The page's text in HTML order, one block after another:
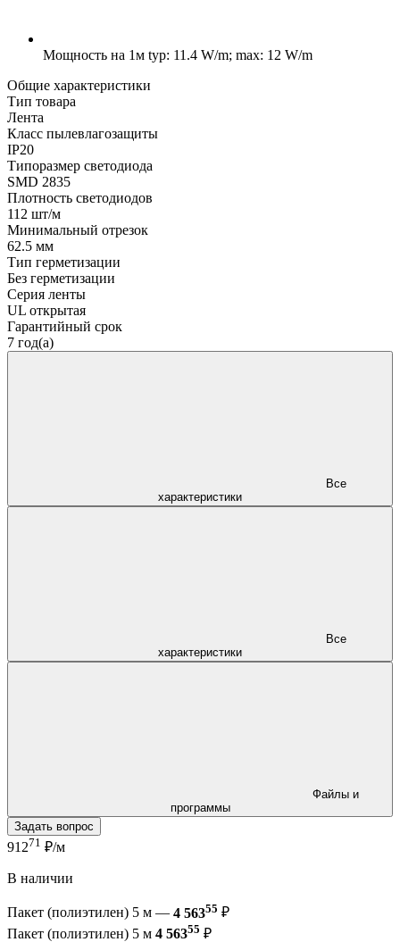
Мощность на 1м typ: 11.4 W/m; max: 12 W/m
Общие характеристики
Тип товара
Лента
Класс пылевлагозащиты
IP20
Типоразмер светодиода
SMD 2835
Плотность светодиодов
112 шт/м
Минимальный отрезок
62.5 мм
Тип герметизации
Без герметизации
Серия ленты
UL открытая
Гарантийный срок
7 год(а)
характеристики
характеристики
программы
Задать вопрос
91271 ₽/м
В наличии
Пакет (полиэтилен) 5 м — 4 56355 ₽
Пакет (полиэтилен) 5 м 4 56355 ₽